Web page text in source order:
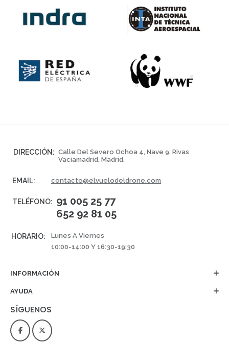
DIRECCIÓN: Calle Del Severo Ochoa 4, Nave 9, Rivas
Vaciamadrid, Madrid.
EMAIL: contacto@elvuelodeldrone.com
TELÉFONO: 91 005 25 77
652 92 81 05
HORARIO:
Lunes A Viernes
10:00-14:00 Y 16:30-19:30
INFORMACIÓN
AYUDA
SÍGUENOS